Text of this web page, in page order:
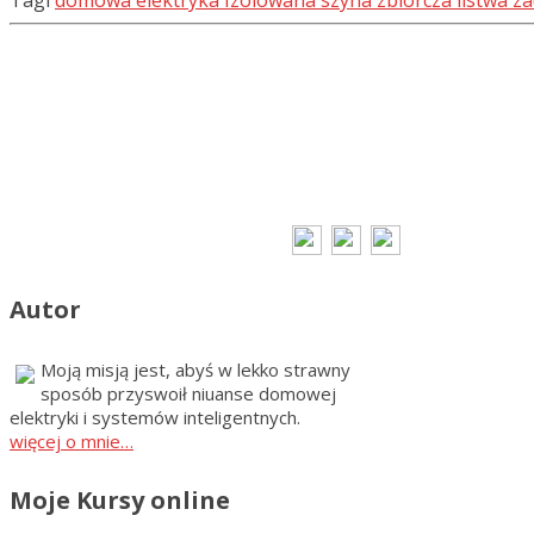
Autor
Moją misją jest, abyś w lekko strawny
sposób przyswoił niuanse domowej
elektryki i systemów inteligentnych.
więcej o mnie…
Moje Kursy online